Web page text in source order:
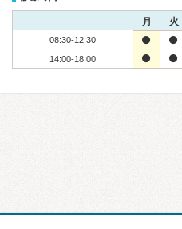
月 火
08:30-12:30
14:00-18:00